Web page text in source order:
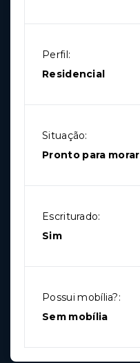
Perfil:
Residencial
Situação:
Pronto para morar
Escriturado:
Sim
Possui mobília?:
Sem mobília